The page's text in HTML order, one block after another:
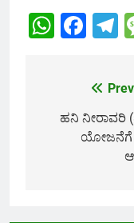
navigation
ಹನಿ ನೀರಾವರಿ
ಯೋಜನೆಗೆ